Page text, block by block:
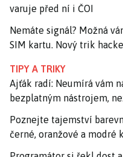
varuje před ní i ČOI
Nemáte signál? Možná
SIM kartu. Nový trik
TIPY A TRIKY
Ajťák radí: Neumírá vám
bezplatným nástrojem,
Poznejte tajemství
černé, oranžové a modré